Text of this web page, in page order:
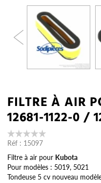
FILTRE À AIR
12681-1122-0 /
Réf : 15097
Filtre à air pour Kubota
Pour modèles : 5019, 5021
Tondeuse 5 cv nouveau